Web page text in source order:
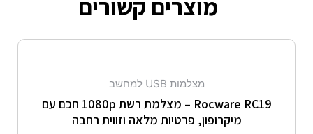
מוצרים קשורים
מצלמות USB למחשב
Rocware RC19 – מצלמת רשת 1080p חכם עם
מיקרופון, פרטיות מלאה וזווית רחבה